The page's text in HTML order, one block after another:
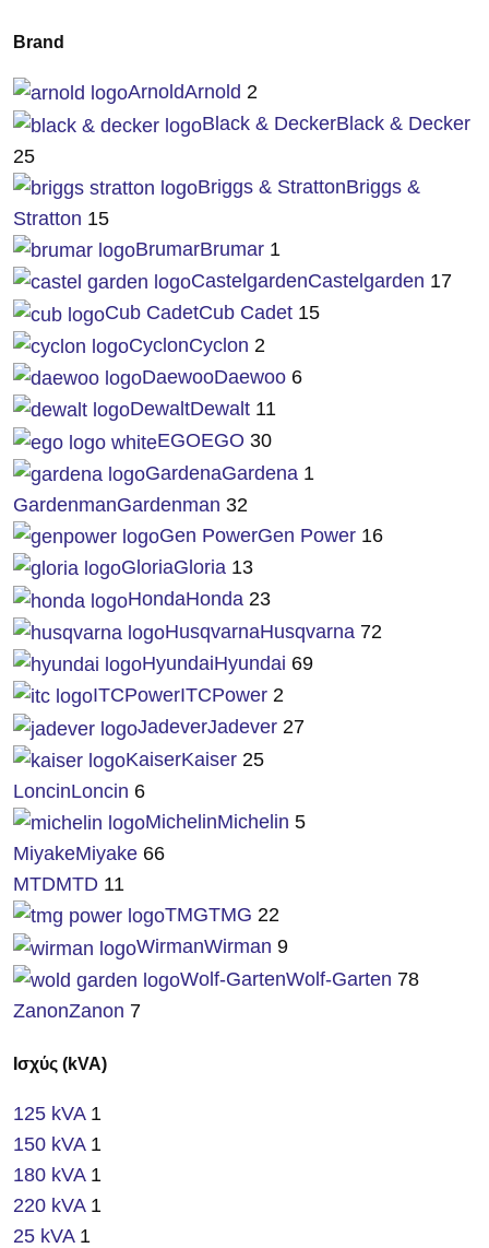
Brand
ArnoldArnold 2
Black & DeckerBlack & Decker
25
Briggs & StrattonBriggs &
Stratton 15
BrumarBrumar 1
CastelgardenCastelgarden 17
Cub CadetCub Cadet 15
CyclonCyclon 2
DaewooDaewoo 6
DewaltDewalt 11
EGOEGO 30
GardenaGardena 1
GardenmanGardenman 32
Gen PowerGen Power 16
GloriaGloria 13
HondaHonda 23
HusqvarnaHusqvarna 72
HyundaiHyundai 69
ITCPowerITCPower 2
JadeverJadever 27
KaiserKaiser 25
LoncinLoncin 6
MichelinMichelin 5
MiyakeMiyake 66
MTDMTD 11
TMGTMG 22
WirmanWirman 9
Wolf-GartenWolf-Garten 78
ZanonZanon 7
Ισχύς (kVA)
125 kVA 1
150 kVA 1
180 kVA 1
220 kVA 1
25 kVA 1